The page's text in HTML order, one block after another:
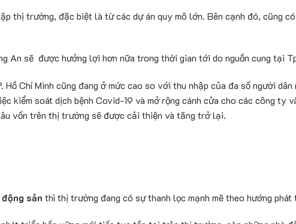
thị trường, đặc biệt là từ các dự án quy mô lớn. Bên cạnh đó, cũng
An sẽ được hưởng lợi hơn nữa trong thời gian tới do nguồn cung tại
Hồ Chí Minh cũng đang ở mức cao so với thu nhập của đa số người
kiểm soát dịch bệnh Covid-19 và mở rộng cánh cửa cho các công
vốn trên thị trường sẽ được cải thiện và tăng trở lại.
sản thì thị trường đang có sự thanh lọc mạnh mẽ theo hướng phát